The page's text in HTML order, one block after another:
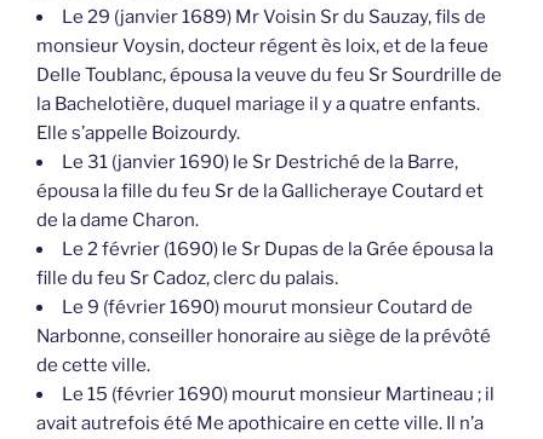
Le 29 (janvier 1689) Mr Voisin Sr du Sauzay, fils de
monsieur Voysin, docteur régent ès loix, et de la feue
Delle Toublanc, épousa la veuve du feu Sr Sourdrille de
la Bachelotière, duquel mariage il y a quatre enfants.
Elle s’appelle Boizourdy.
Le 31 (janvier 1690) le Sr Destriché de la Barre,
épousa la fille du feu Sr de la Gallicheraye Coutard et
de la dame Charon.
Le 2 février (1690) le Sr Dupas de la Grée épousa la
fille du feu Sr Cadoz, clerc du palais.
Le 9 (février 1690) mourut monsieur Coutard de
Narbonne, conseiller honoraire au siège de la prévôté
de cette ville.
Le 15 (février 1690) mourut monsieur Martineau ; il
avait autrefois été Me apothicaire en cette ville. Il n’a